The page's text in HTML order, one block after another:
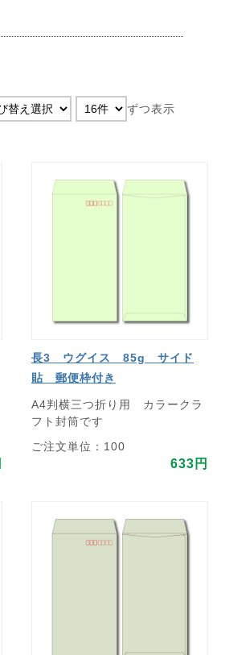
ずつ表示
長3 ウグイス 85g サイド
貼 郵便枠付き
A4判横三つ折り用 カラークラ
フト封筒です
ご注文単位：100
633円